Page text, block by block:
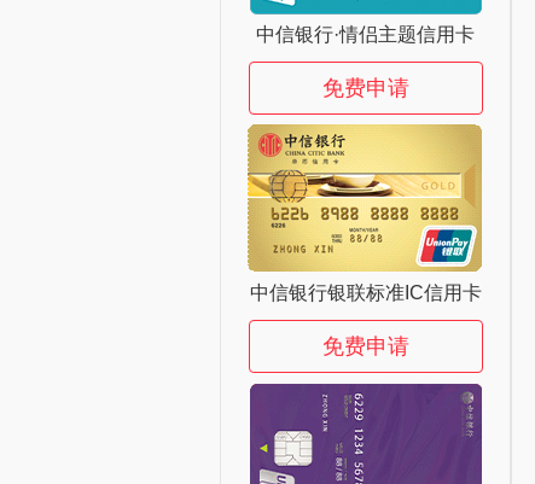
中信银行·情侣主题信用卡
免费申请
中信银行银联标准IC信用卡
免费申请